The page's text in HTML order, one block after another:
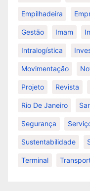
Empilhadeira
Gestão Imam
Intralogística
Movimentação
Projeto Revista
Rio De Janeiro
Segurança
Sustentabilidade
Terminal